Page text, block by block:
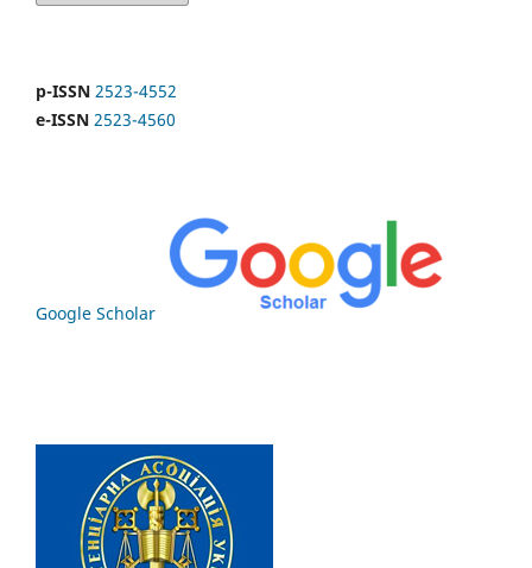
p-ISSN 2523-4552
e-ISSN 2523-4560
Google Scholar